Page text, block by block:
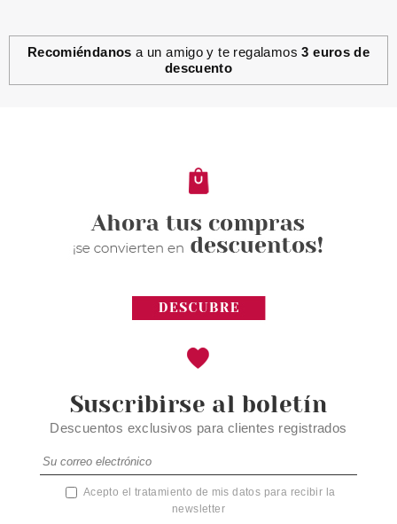
Recomiéndanos a un amigo y te regalamos3 euros de
descuento
Suscribirse al boletín
Descuentos exclusivos para clientes registrados
Acepto el tratamiento de mis datos para recibir la
newsletter